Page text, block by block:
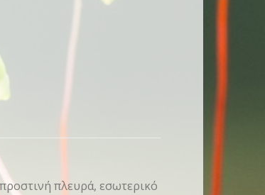
πλευρά, εσωτερικό